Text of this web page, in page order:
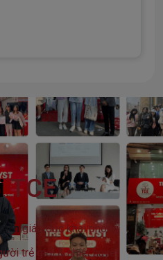
TCE
nềngiáo dục khai phóng
trẻ giỏi & nhiệt huyết